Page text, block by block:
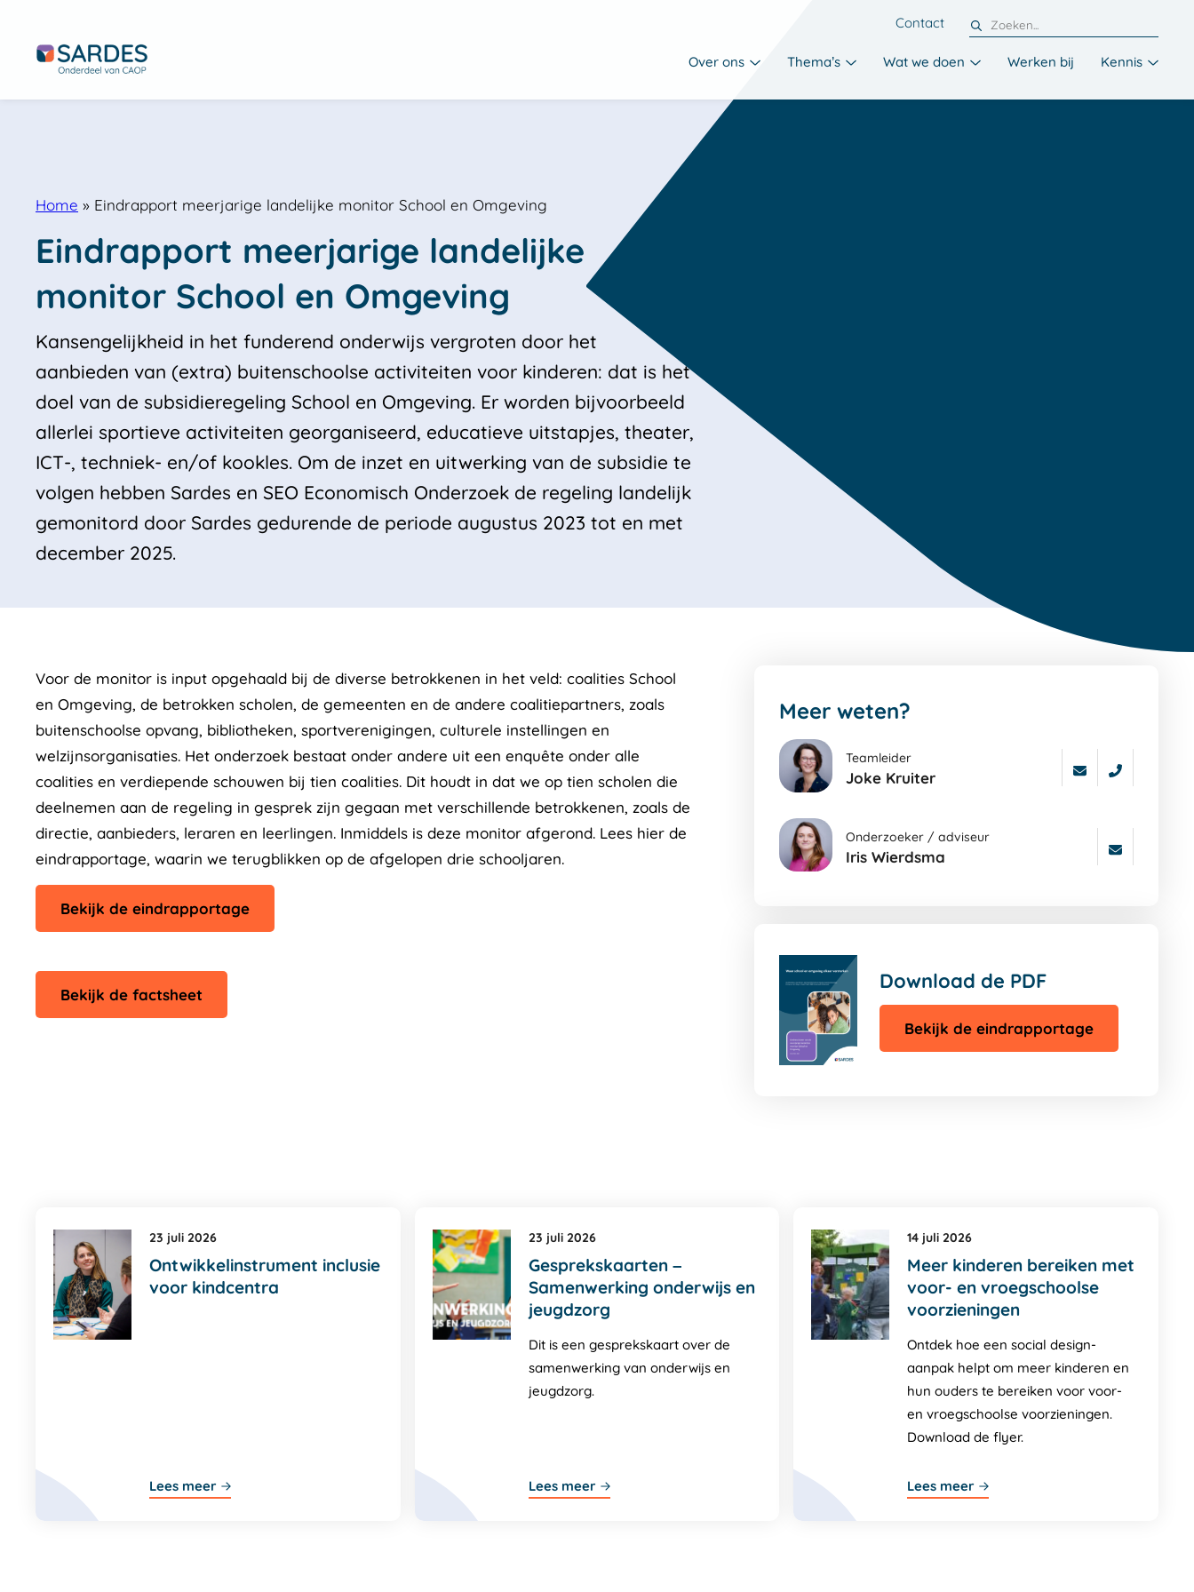
Contact
Over ons Thema’s Wat we doen Werken bij Kennis
Home » Eindrapport meerjarige landelijke monitor School en Omgeving
Eindrapport meerjarige landelijke
monitor School en Omgeving
Kansengelijkheid in het funderend onderwijs vergroten door het
aanbieden van (extra) buitenschoolse activiteiten voor kinderen: dat is het
doel van de subsidieregeling School en Omgeving. Er worden bijvoorbeeld
allerlei sportieve activiteiten georganiseerd, educatieve uitstapjes, theater,
ICT-, techniek- en/of kookles. Om de inzet en uitwerking van de subsidie te
volgen hebben Sardes en SEO Economisch Onderzoek de regeling landelijk
gemonitord door Sardes gedurende de periode augustus 2023 tot en met
december 2025.
Voor de monitor is input opgehaald bij de diverse betrokkenen in het veld: coalities School
en Omgeving, de betrokken scholen, de gemeenten en de andere coalitiepartners, zoals
buitenschoolse opvang, bibliotheken, sportverenigingen, culturele instellingen en
welzijnsorganisaties. Het onderzoek bestaat onder andere uit een enquête onder alle
coalities en verdiepende schouwen bij tien coalities. Dit houdt in dat we op tien scholen die
deelnemen aan de regeling in gesprek zijn gegaan met verschillende betrokkenen, zoals de
directie, aanbieders, leraren en leerlingen. Inmiddels is deze monitor afgerond. Lees hier de
eindrapportage, waarin we terugblikken op de afgelopen drie schooljaren.
Bekijk de eindrapportage
Bekijk de factsheet
Meer weten?
naar
de
auters
Teamleider
Joke Kruiter
pagina
Onderzoeker / adviseur
Iris Wierdsma
Download de PDF
Bekijk de eindrapportage
23 juli 2026
Ontwikkelinstrument inclusie
voor kindcentra
Lees meer
23 juli 2026
Gesprekskaarten –
Samenwerking onderwijs en
jeugdzorg
Dit is een gesprekskaart over de
samenwerking van onderwijs en
jeugdzorg.
Lees meer
14 juli 2026
Meer kinderen bereiken met
voor- en vroegschoolse
voorzieningen
Ontdek hoe een social design-
aanpak helpt om meer kinderen en
hun ouders te bereiken voor voor-
en vroegschoolse voorzieningen.
Download de flyer.
Lees meer